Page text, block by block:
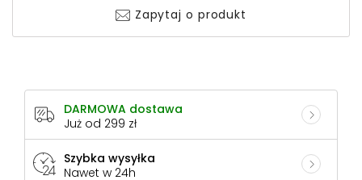
Zapytaj o produkt
DARMOWA dostawa
Już od 299 zł
Szybka wysyłka
Nawet w 24h